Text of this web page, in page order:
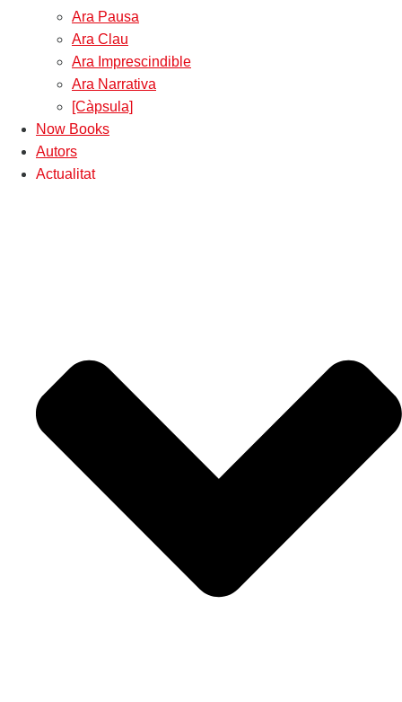
Ara Pausa
Ara Clau
Ara Imprescindible
Ara Narrativa
[Càpsula]
Now Books
Autors
Actualitat